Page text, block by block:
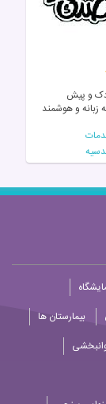
و پیش
و هوشمند
بیمارستان ها